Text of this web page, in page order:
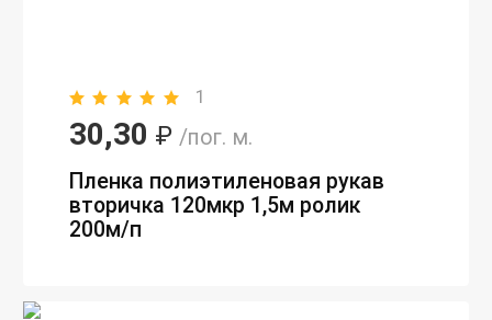
1
30,30 ₽ /пог. м.
Пленка полиэтиленовая рукав
вторичка 120мкр 1,5м ролик
200м/п